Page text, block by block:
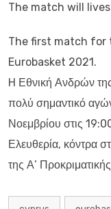
The match will
The first match for
Eurobasket 2021.
H Εθνική Ανδρών
πολύ σημαντικό
Νοεμβρίου στις
Ελευθερία, κόντρα
της Α’